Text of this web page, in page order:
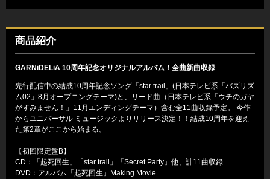
商品紹介
GARNiDELiA 10周年記念オリジナルアルバム！全曲新曲収録
先行配信中の結成10周年記念ソング「star trail」(日本テレビ系「バズリズ
ム02」8月オープニングテーマ)と、リード曲（日本テレビ系「ウチのガヤ
がすみません！」11月エンディングテーマ）含む全11曲収録予定。 今作
からユニバーサル ミュージックよりリリース決定！！結成10周年を迎え
た第2章がここから始まる。
【初回限定盤B】
CD：「起死回生」「star trail」「Secret Party」他、計11曲収録
DVD：アルバム「起死回生」Making Movie